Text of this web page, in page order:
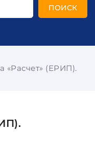
ПОИСК
«Расчет» (ЕРИП).